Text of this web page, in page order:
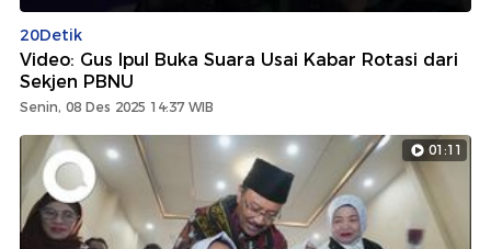
20Detik
Video: Gus Ipul Buka Suara Usai Kabar Rotasi dari
Sekjen PBNU
Senin, 08 Des 2025 14:37 WIB
01:11